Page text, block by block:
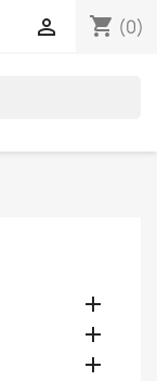
shopping_cart (0)



